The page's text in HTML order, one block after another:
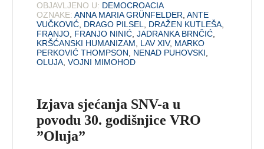
OBJAVLJENO U: DEMOCROACIA
OZNAKE: ANNA MARIA GRÜNFELDER ,ANTE
VUČKOVIĆ DRAGO PILSEL DRAŽEN KUTLEŠA
FRANJO FRANJO NINIĆ ,JADRANKA BRNČIĆ
KRŠĆANSKI HUMANIZAM
LAV XIV, MARKO
PERKOVIĆ THOMPSON
NENAD PUHOVSKI
OLUJA ,VOJNI MIMOHOD
Izjava sjećanja SNV-a u
povodu 30. godišnjice VRO
”Oluja”